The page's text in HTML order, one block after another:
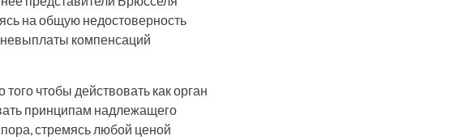
на общую недостоверность
невыплаты компенсаций
чтобы действовать как орган
принципам надлежащего
стремясь любой ценой